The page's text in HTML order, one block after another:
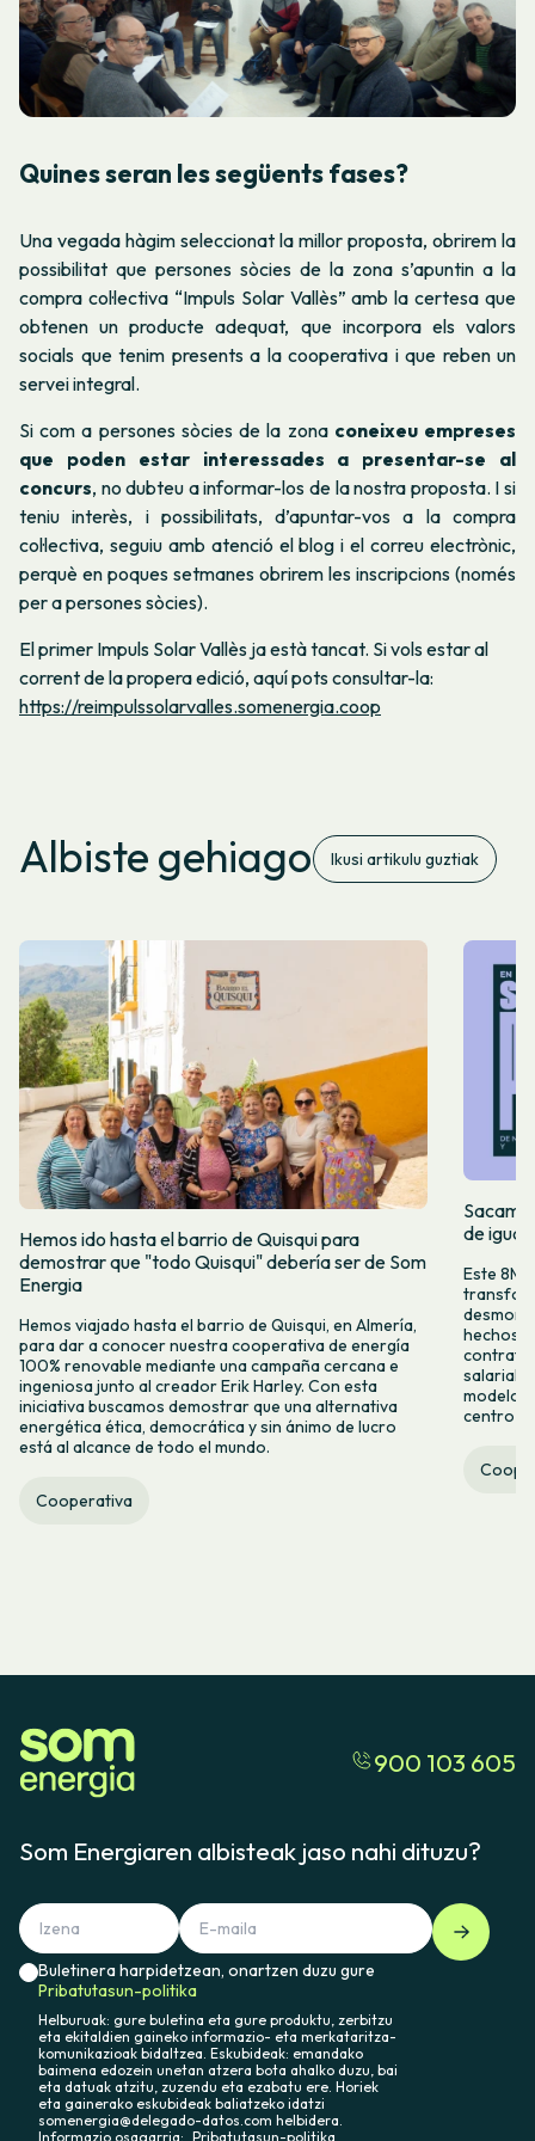
Quines seran les següents fases?
Una vegada hàgim seleccionat la millor proposta, obrirem la
possibilitat que persones sòcies de la zona s’apuntin a la
compra col·lectiva “Impuls Solar Vallès” amb la certesa que
obtenen un producte adequat, que incorpora els valors
socials que tenim presents a la cooperativa i que reben un
servei integral.
Si com a persones sòcies de la zona coneixeu empreses
que poden estar interessades a presentar-se al
concurs, no dubteu a informar-los de la nostra proposta. I si
teniu interès, i possibilitats, d’apuntar-vos a la compra
col·lectiva, seguiu amb atenció el blog i el correu electrònic,
perquè en poques setmanes obrirem les inscripcions (només
per a persones sòcies).
El primer Impuls Solar Vallès ja està tancat. Si vols estar al
corrent de la propera edició, aquí pots consultar-la:
https://reimpulssolarvalles.somenergia.coop
Albiste gehiago Ikusi artikulu guztiak
Hemos ido hasta el barrio de Quisqui para
demostrar que "todo Quisqui" debería ser de Som
Energia
Hemos viajado hasta el barrio de Quisqui, en Almería,
para dar a conocer nuestra cooperativa de energía
100% renovable mediante una campaña cercana e
ingeniosa junto al creador Erik Harley. Con esta
iniciativa buscamos demostrar que una alternativa
energética ética, democrática y sin ánimo de lucro
está al alcance de todo el mundo.
Cooperativa
de
Este 8M,
hechos y
salarial y
modelo
centro
900 103 605
Som Energiaren albisteak jaso nahi dituzu?
Buletinera harpidetzean, onartzen duzu gure
Pribatutasun-politika
Helburuak: gure buletina eta gure produktu, zerbitzu
eta ekitaldien gaineko informazio- eta merkataritza-
komunikazioak bidaltzea. Eskubideak: emandako
baimena edozein unetan atzera bota ahalko duzu, bai
eta datuak atzitu, zuzendu eta ezabatu ere. Horiek
eta gainerako eskubideak baliatzeko idatzi
somenergia@delegado-datos.com helbidera.
Informazio osagarria: Pribatutasun-politika